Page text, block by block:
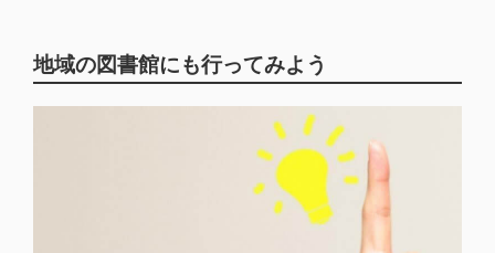
地域の図書館にも行ってみよう